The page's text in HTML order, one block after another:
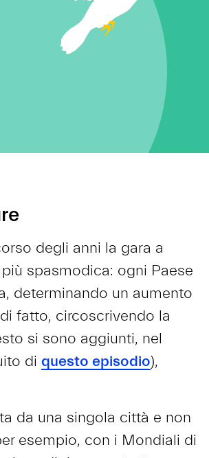
degli anni la gara a
spasmodica: ogni Paese
determinando un aumento
fatto, circoscrivendo la
si sono aggiunti, nel
di questo episodio),
da una singola città e non
esempio, con i Mondiali di